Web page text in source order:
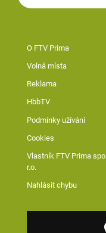
O FTV Prima
Volná místa
Reklama
HbbTV
Podmínky užívání
Cookies
Vlastník FTV Prima
r.o.
Nahlásit chybu